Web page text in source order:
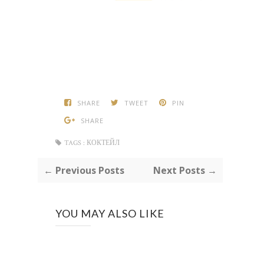
SHARE TWEET
PIN
SHARE
TAGS : КОКТЕЙЛ
← Previous Posts Next Posts →
YOU MAY ALSO LIKE